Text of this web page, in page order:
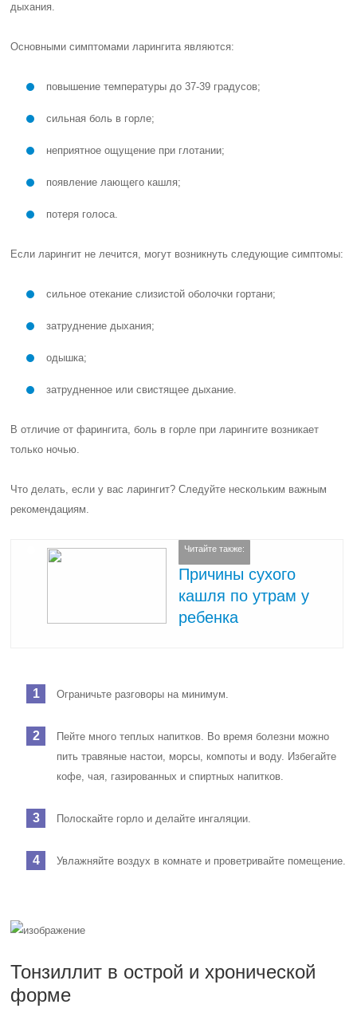
дыхания.
Основными симптомами ларингита являются:
повышение температуры до 37-39 градусов;
сильная боль в горле;
неприятное ощущение при глотании;
появление лающего кашля;
потеря голоса.
Если ларингит не лечится, могут возникнуть следующие симптомы:
сильное отекание слизистой оболочки гортани;
затруднение дыхания;
одышка;
затрудненное или свистящее дыхание.
В отличие от фарингита, боль в горле при ларингите возникает
только ночью.
Что делать, если у вас ларингит? Следуйте нескольким важным
рекомендациям.
Читайте также:
Причины сухого
кашля по утрам у
ребенка
Ограничьте разговоры на минимум.
Пейте много теплых напитков. Во время болезни можно
пить травяные настои, морсы, компоты и воду. Избегайте
кофе, чая, газированных и спиртных напитков.
Полоскайте горло и делайте ингаляции.
Увлажняйте воздух в комнате и проветривайте помещение.
Тонзиллит в острой и хронической
форме